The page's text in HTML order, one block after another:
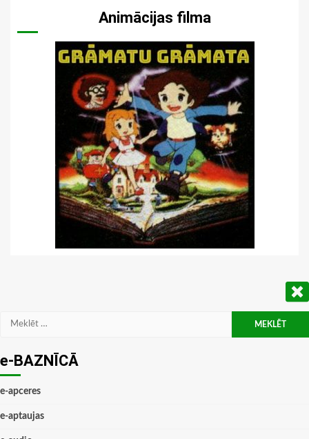
Animācijas filma
Meklēt:
e-BAZNĪCĀ
e-apceres
e-aptaujas